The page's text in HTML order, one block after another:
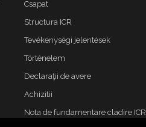
Csapat
Structura ICR
Tevékenységi jelentések
Történelem
Declaraţii de avere
Achizitii
Nota de fundamentare cladire ICR